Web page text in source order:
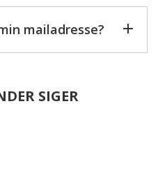
mailadresse?
SIGER